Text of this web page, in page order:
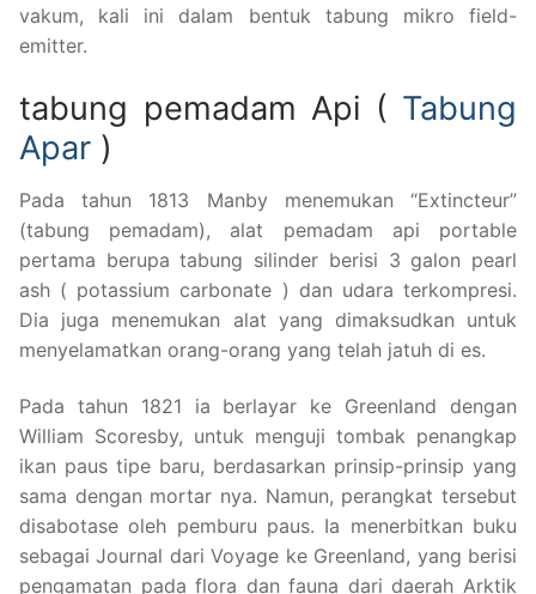
vakum, kali ini dalam bentuk tabung mikro field-
emitter.
tabung pemadam Api ( Tabung
Apar )
Pada tahun 1813 Manby menemukan “Extincteur”
(tabung pemadam), alat pemadam api portable
pertama berupa tabung silinder berisi 3 galon pearl
ash ( potassium carbonate ) dan udara terkompresi.
Dia juga menemukan alat yang dimaksudkan untuk
menyelamatkan orang-orang yang telah jatuh di es.
Pada tahun 1821 ia berlayar ke Greenland dengan
William Scoresby, untuk menguji tombak penangkap
ikan paus tipe baru, berdasarkan prinsip-prinsip yang
sama dengan mortar nya. Namun, perangkat tersebut
disabotase oleh pemburu paus. Ia menerbitkan buku
sebagai Journal dari Voyage ke Greenland, yang berisi
pengamatan pada flora dan fauna dari daerah Arktik